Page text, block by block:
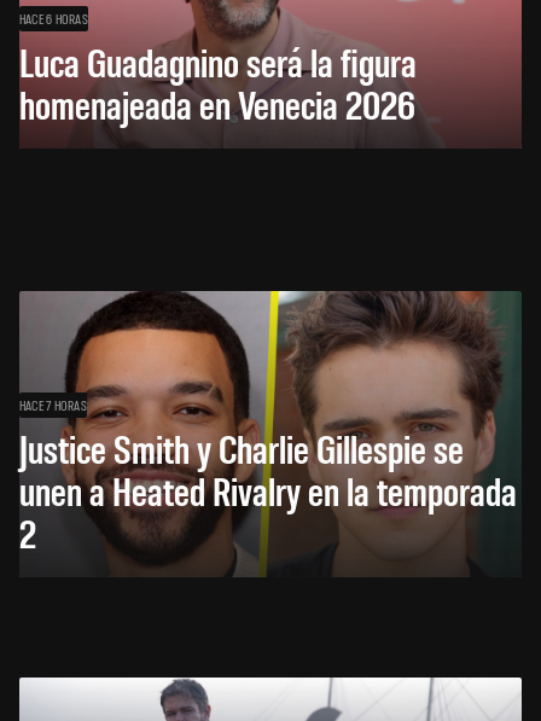
HACE 6 HORAS
Luca Guadagnino será la figura
homenajeada en Venecia 2026
HACE 7 HORAS
Justice Smith y Charlie Gillespie se
unen a Heated Rivalry en la temporada
2